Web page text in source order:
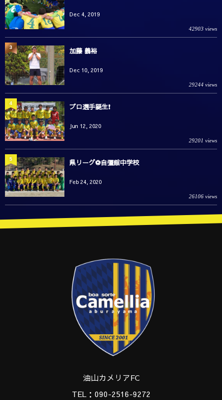
Dec 4, 2019
42903 views
加藤 義裕
Dec 10, 2019
29244 views
3
プロ選手誕生❗️
Jun 12, 2020
29201 views
4
県リーグ⚽️自彊館中学校
Feb 24, 2020
26106 views
5
油山カメリアFC
TEL：090-2516-9272